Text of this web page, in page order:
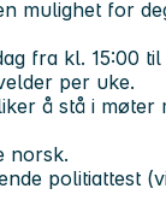
mulighet for
fra kl. 15:00 til
per uke.
å stå i møter
norsk.
politiattest